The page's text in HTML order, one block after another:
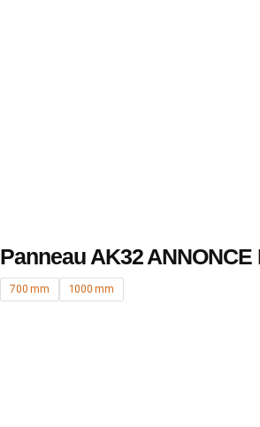
Panneau AK32
700 mm 1000 mm